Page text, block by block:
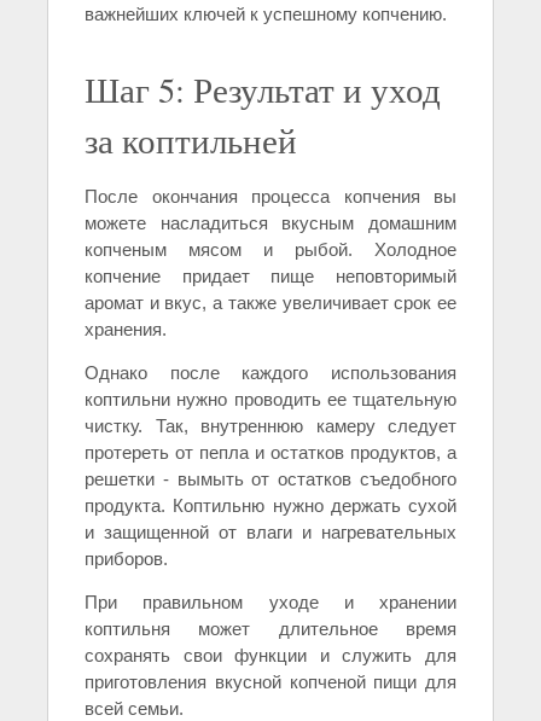
важнейших ключей к успешному копчению.
Шаг 5: Результат и уход
за коптильней
После окончания процесса копчения вы
можете насладиться вкусным домашним
копченым мясом и рыбой. Холодное
копчение придает пище неповторимый
аромат и вкус, а также увеличивает срок ее
хранения.
Однако после каждого использования
коптильни нужно проводить ее тщательную
чистку. Так, внутреннюю камеру следует
протереть от пепла и остатков продуктов, а
решетки - вымыть от остатков съедобного
продукта. Коптильню нужно держать сухой
и защищенной от влаги и нагревательных
приборов.
При правильном уходе и хранении
коптильня может длительное время
сохранять свои функции и служить для
приготовления вкусной копченой пищи для
всей семьи.